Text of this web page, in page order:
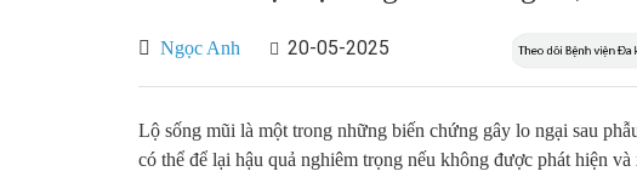
Ngọc Anh 20-05-2025
Lộ sống mũi là một trong những biến chứng gây lo ngại sau
có thể để lại hậu quả nghiêm trọng nếu không được phát hiện